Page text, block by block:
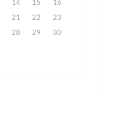
14 15
16
21 22
23
28 29
30